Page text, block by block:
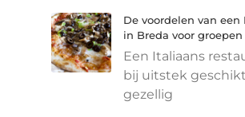
De voordelen van
in Breda voor groepen
Een Italiaans
bij uitstek
gezellig